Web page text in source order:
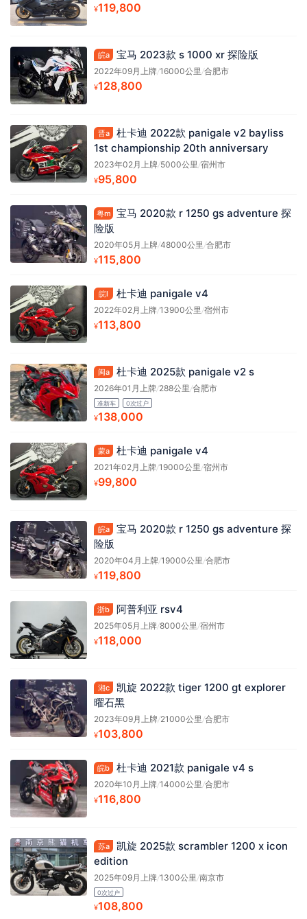
¥119,800
皖a 宝马 2023款 s 1000 xr 探险版
2022年09月上牌/16000公里/合肥市
¥128,800
晋a
杜卡迪 2022款 panigale v2 bayliss
1st championship 20th anniversary
2023年02月上牌/5000公里/宿州市
¥95,800
粤m
宝马 2020款 r 1250 gs adventure 探
险版
2020年05月上牌/48000公里 /合肥市
¥115,800
皖l 杜卡迪 panigale v4
2022年02月上牌/13900公里 /宿州市
¥113,800
闽a 杜卡迪 2025款 panigale v2 s
2026年01月上牌/288公里 /合肥市
准新车 0次过户
¥138,000
蒙a 杜卡迪 panigale v4
2021年02月上牌/19000公里 /宿州市
¥99,800
皖a
宝马 2020款 r 1250 gs adventure 探
险版
2020年04月上牌/19000公里 /合肥市
¥119,800
浙b 阿普利亚 rsv4
2025年05月上牌/8000公里 /宿州市
¥118,000
湘c
凯旋 2022款 tiger 1200 gt explorer
曜石黑
2023年09月上牌/21000公里 /合肥市
¥103,800
皖b 杜卡迪 2021款 panigale v4 s
2020年10月上牌/14000公里 /合肥市
¥116,800
苏a
凯旋 2025款 scrambler 1200 x icon
edition
2025年09月上牌/1300公里 /南京市
0次过户
¥108,800